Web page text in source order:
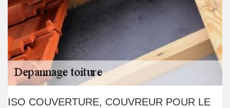
ISO COUVERTURE, COUVREUR POUR LE